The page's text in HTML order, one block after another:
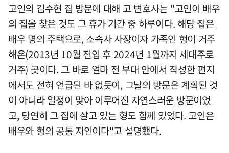
고인의 김수현 집 방문에 대해 고 변호사는 "고인이 배우
의 집을 찾은 것도 그 휴가 기간 중 하루이다. 해당 집은
배우 명의 주택으로, 소속사 사장이자 가족인 형이 거주
해온(2013년 10월 전입 후 2024년 1월까지 세대주로
거주) 곳이다. 그 바로 얼마 전 부대 안에서 작성한 편지
에서도 전혀 언급된 바 없듯이, 그날의 방문은 계획된 것
이 아니라 일정이 맞아 이루어진 자연스러운 방문이었
고, 당연히 그 집에 살고 있는 형도 함께 있었다. 고인은
배우와 형의 공통 지인이다"고 설명했다.